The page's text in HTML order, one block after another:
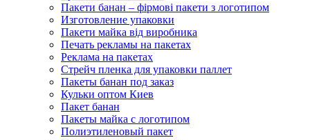
Пакети банан – фірмові пакети з логотипом
Изготовление упаковки
Пакети майка від виробника
Печать рекламы на пакетах
Реклама на пакетах
Стрейч пленка для упаковки паллет
Пакеты банан под заказ
Кульки оптом Киев
Пакет банан
Пакеты майка с логотипом
Полиэтиленовый пакет